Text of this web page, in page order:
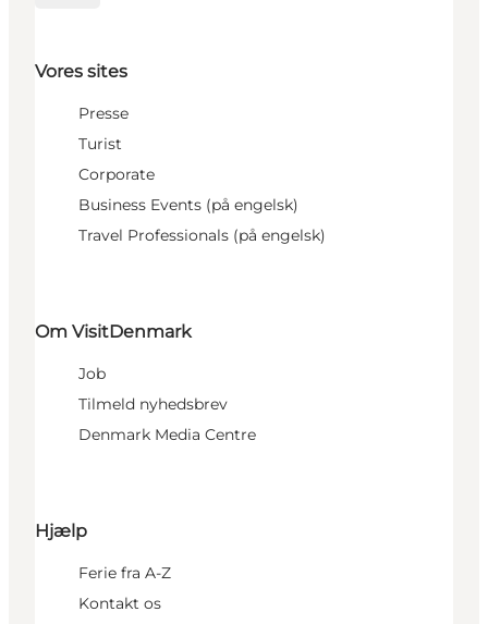
Vores sites
Presse
Turist
Corporate
Business Events (på engelsk)
Travel Professionals (på engelsk)
Om VisitDenmark
Job
Tilmeld nyhedsbrev
Denmark Media Centre
Hjælp
Ferie fra A-Z
Kontakt os